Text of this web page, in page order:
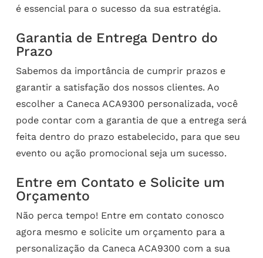
é essencial para o sucesso da sua estratégia.
Garantia de Entrega Dentro do
Prazo
Sabemos da importância de cumprir prazos e
garantir a satisfação dos nossos clientes. Ao
escolher a Caneca ACA9300 personalizada, você
pode contar com a garantia de que a entrega será
feita dentro do prazo estabelecido, para que seu
evento ou ação promocional seja um sucesso.
Entre em Contato e Solicite um
Orçamento
Não perca tempo! Entre em contato conosco
agora mesmo e solicite um orçamento para a
personalização da Caneca ACA9300 com a sua